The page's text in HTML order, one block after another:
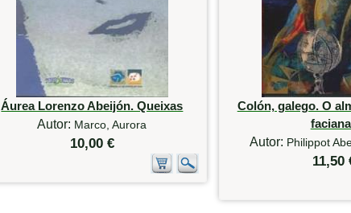
Áurea Lorenzo Abeijón. Queixas
Autor: Marco, Aurora
10,00 €
Colón, galego. O
Autor: Philippot
11,50